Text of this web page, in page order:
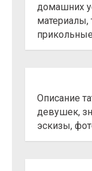
домашних
материалы,
Описание
девушек,
эскизы,